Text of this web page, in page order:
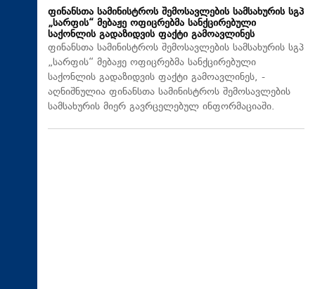
ფინანსთა სამინისტროს შემოსავლების სამსახურის სგპ
„სარფის“ მებაჟე ოფიცრებმა სანქცირებული
საქონლის გადაზიდვის ფაქტი გამოავლინეს
ფინანსთა სამინისტროს შემოსავლების სამსახურის სგპ
„სარფის“ მებაჟე ოფიცრებმა სანქცირებული
საქონლის გადაზიდვის ფაქტი გამოავლინეს, -
აღნიშნულია ფინანსთა სამინისტროს შემოსავლების
სამსახურის მიერ გავრცელებულ ინფორმაციაში.